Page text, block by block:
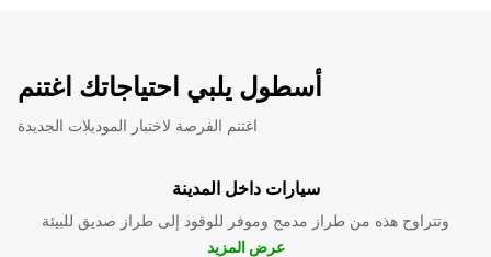
أسطول يلبي احتياجاتك اغتنم
اغتنم الفرصة لاختبار الموديلات الجديدة
سيارات داخل المدينة
وتتراوح هذه من طراز مدمج وموفر للوقود إلى طراز صديق للبيئة
عرض المزيد